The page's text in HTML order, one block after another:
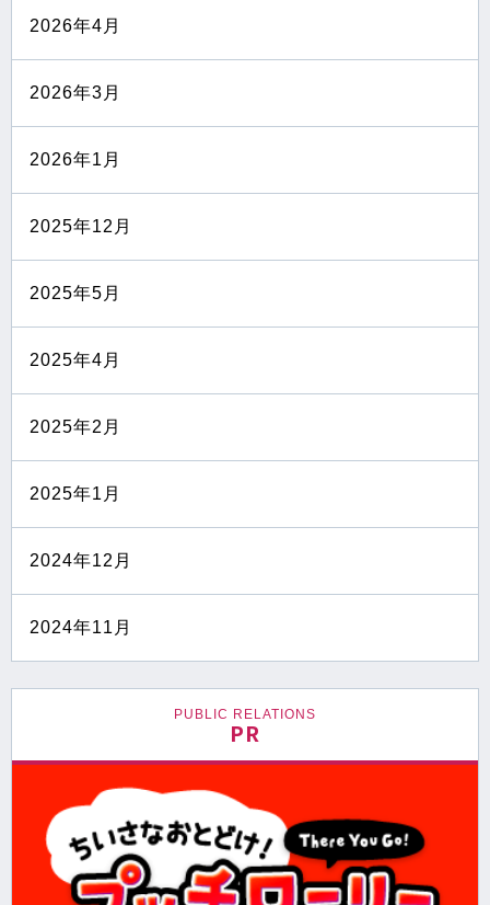
2026年4月
2026年3月
2026年1月
2025年12月
2025年5月
2025年4月
2025年2月
2025年1月
2024年12月
2024年11月
PUBLIC RELATIONS
PR